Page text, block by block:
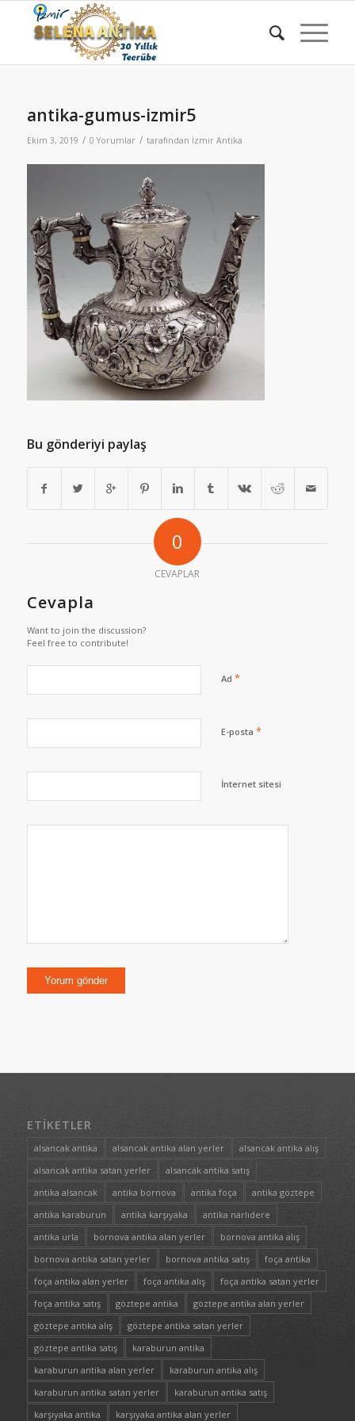
antika-gumus-izmir5
Ekim 3, 2019 / 0 Yorumlar / tarafından İzmir Antika
Bu gönderiyi paylaş
0
CEVAPLAR
Cevapla
Want to join the discussion?
Feel free to contribute!
Ad *
E-posta *
İnternet sitesi
ETIKETLER
alsancak antika alsancak antika alan yerler
alsancak antika alış
alsancak antika satan yerler
alsancak antika satış
antika alsancak
antika bornova antika foça
antika göztepe
antika karaburun
antika karşıyaka
antika narlıdere
antika urla
bornova antika alan yerler
bornova antika alış
bornova antika satan yerler
bornova antika satış
foça antika
foça antika alan yerler
foça antika alış
foça antika satan yerler
foça antika satış
göztepe antika
göztepe antika alan yerler
göztepe antika alış
göztepe antika satan yerler
göztepe antika satış
karaburun antika
karaburun antika alan yerler
karaburun antika alış
karaburun antika satan yerler
karaburun antika satış
karşıyaka antika
karşıyaka antika alan yerler